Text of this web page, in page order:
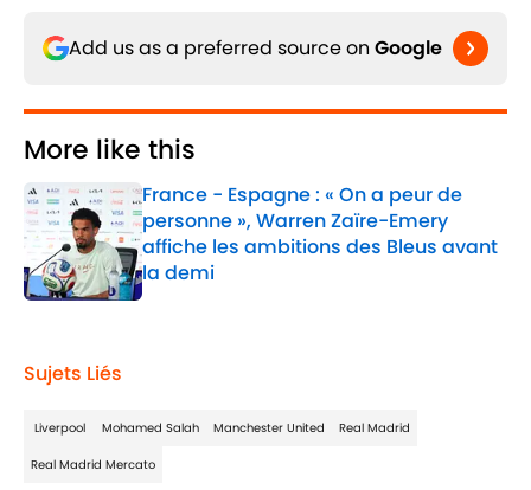
Add us as a preferred source on Google
More like this
France - Espagne : « On a peur de
personne », Warren Zaïre-Emery
affiche les ambitions des Bleus avant
la demi
Published by on Invalid Date
Sujets Liés
Liverpool Mohamed Salah Manchester United Real Madrid
Real Madrid Mercato